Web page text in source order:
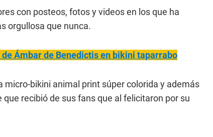
con posteos, fotos y videos en los que ha
orgullosa que nunca.
Ámbar de Benedictis en bikini taparrabo
bikini animal print súper colorida y además
recibió de sus fans que al felicitaron por su